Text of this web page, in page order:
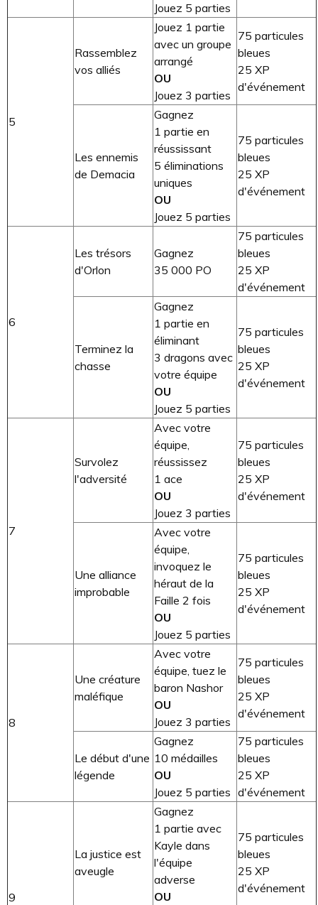
Jouez 5 parties
5
Rassemblez
vos alliés
Jouez 1 partie
avec un groupe
arrangé
OU
Jouez 3 parties
75 particules
bleues
25 XP
d'événement
Les ennemis
de Demacia
Gagnez
1 partie en
réussissant
5 éliminations
uniques
OU
Jouez 5 parties
75 particules
bleues
25 XP
d'événement
6
Les trésors
d'Orlon
Gagnez
35 000 PO
75 particules
bleues
25 XP
d'événement
Terminez la
chasse
Gagnez
1 partie en
éliminant
3 dragons avec
votre équipe
OU
Jouez 5 parties
75 particules
bleues
25 XP
d'événement
7
Survolez
l'adversité
Avec votre
équipe,
réussissez
1 ace
OU
Jouez 3 parties
75 particules
bleues
25 XP
d'événement
Une alliance
improbable
Avec votre
équipe,
invoquez le
héraut de la
Faille 2 fois
OU
Jouez 5 parties
75 particules
bleues
25 XP
d'événement
8
Une créature
maléfique
Avec votre
équipe, tuez le
baron Nashor
OU
Jouez 3 parties
75 particules
bleues
25 XP
d'événement
Le début d'une
légende
Gagnez
10 médailles
OU
Jouez 5 parties
75 particules
bleues
25 XP
d'événement
9
La justice est
aveugle
Gagnez
1 partie avec
Kayle dans
l'équipe
adverse
OU
75 particules
bleues
25 XP
d'événement